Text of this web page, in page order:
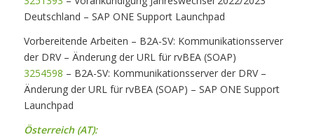
Deutschland – SAP ONE Support Launchpad
Vorbereitende Arbeiten – B2A-SV: Kommunikationsserver
der DRV – Änderung der URL für rvBEA (SOAP)
3254598 – B2A-SV: Kommunikationsserver der DRV –
Änderung der URL für rvBEA (SOAP) – SAP ONE Support
Launchpad
Österreich (AT):